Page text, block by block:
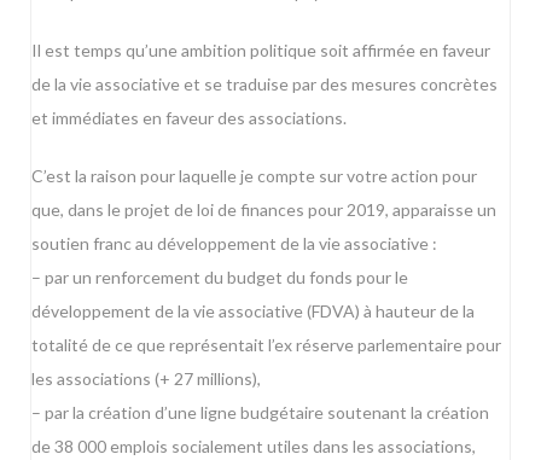
Il est temps qu’une ambition politique soit affirmée en faveur
de la vie associative et se traduise par des mesures concrètes
et immédiates en faveur des associations.
C’est la raison pour laquelle je compte sur votre action pour
que, dans le projet de loi de finances pour 2019, apparaisse un
soutien franc au développement de la vie associative :
– par un renforcement du budget du fonds pour le
développement de la vie associative (FDVA) à hauteur de la
totalité de ce que représentait l’ex réserve parlementaire pour
les associations (+ 27 millions),
– par la création d’une ligne budgétaire soutenant la création
de 38 000 emplois socialement utiles dans les associations,